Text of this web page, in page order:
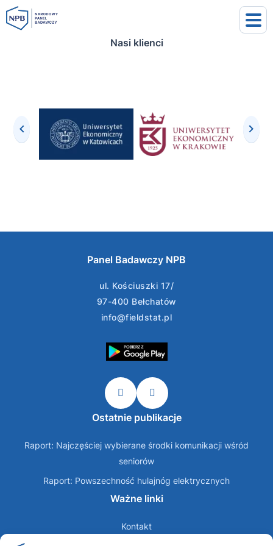
Nasi klienci
Panel Badawczy NPB
ul. Kościuszki 17/
97-400 Bełchatów
info@fieldstat.pl
Ostatnie publikacje
Raport: Najczęściej wybierane środki komunikacji wśród
seniorów
Raport: Powszechność hulajnóg elektrycznych
Ważne linki
Kontakt